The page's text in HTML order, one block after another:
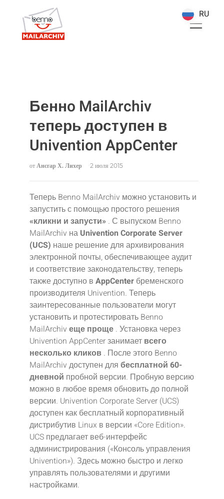
Беннo MailArchiv
теперь доступен в
Univention AppCenter
от Ансгар Х. Лихер 2 июля 2015
Теперь Benno MailArchiv можно установить и
запустить с помощью простого решения
«кликни и запусти» . С выпуском Benno
MailArchiv на Univention Corporate Server
(UCS) наше решение для архивирования
электронной почты, обеспечивающее аудит
и соответствие законодательству, теперь
также доступно в AppCenter бременского
производителя Univention. Теперь
заинтересованные пользователи могут
установить и протестировать Benno
MailArchiv еще проще . Установка через
Univention AppCenter занимает всего
несколько кликов . После этого Benno
MailArchiv доступен для бесплатной 60-
дневной пробной версии. Пробную версию
можно в любое время обновить до полной
версии. Univention Corporate Server (UCS)
доступен как бесплатный корпоративный
дистрибутив Linux в версии «Core Edition».
UCS предлагает веб-интерфейс
администрирования («Консоль управления
Univention»). Здесь можно быстро и легко
управлять пользователями и другими
настройками.
RU
RU